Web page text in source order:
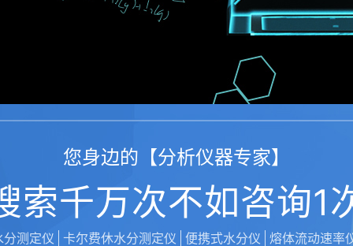
您身边的【分析仪器专家】
索千万次不如咨询1
分测定仪 卡尔费休水分测定仪 便携式水分仪 熔体流动速率